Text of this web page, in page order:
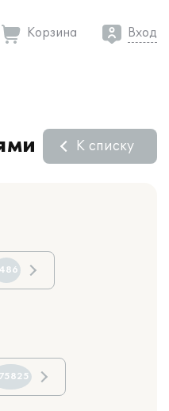
Корзина Вход
К списку